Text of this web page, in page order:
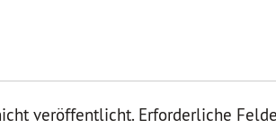
veröffentlicht. Erforderliche